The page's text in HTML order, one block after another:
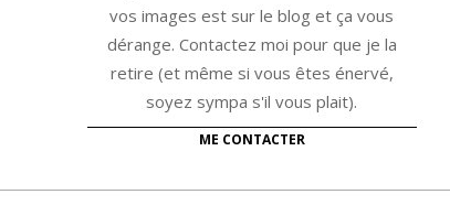
vos images est sur le blog et ça vous
dérange. Contactez moi pour que je la
retire (et même si vous êtes énervé,
soyez sympa s'il vous plait).
ME CONTACTER